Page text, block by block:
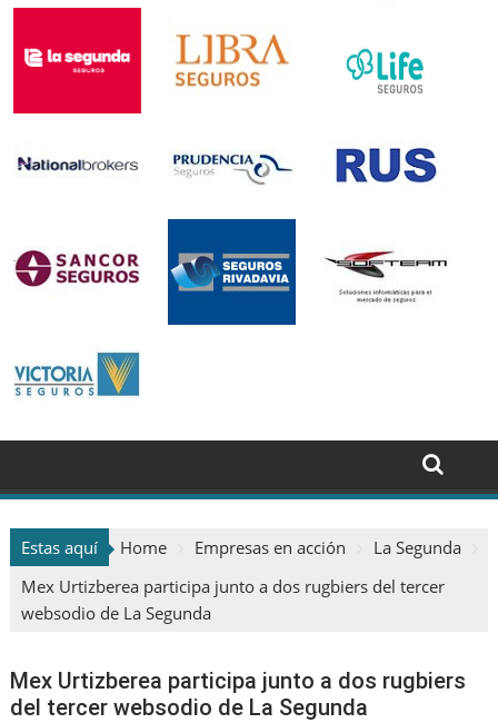
Estas aquí Home Empresas en acción
La Segunda
Mex Urtizberea participa junto a dos rugbiers del tercer
websodio de La Segunda
Mex Urtizberea participa junto a dos rugbiers
del tercer websodio de La Segunda